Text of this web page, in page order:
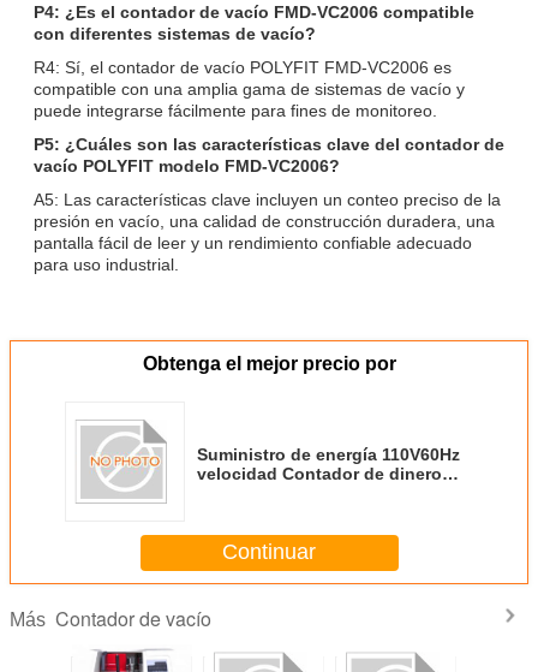
P4: ¿Es el contador de vacío FMD-VC2006 compatible
con diferentes sistemas de vacío?
R4: Sí, el contador de vacío POLYFIT FMD-VC2006 es
compatible con una amplia gama de sistemas de vacío y
puede integrarse fácilmente para fines de monitoreo.
P5: ¿Cuáles son las características clave del contador de
vacío POLYFIT modelo FMD-VC2006?
A5: Las características clave incluyen un conteo preciso de la
presión en vacío, una calidad de construcción duradera, una
pantalla fácil de leer y un rendimiento confiable adecuado
para uso industrial.
Obtenga el mejor precio por
Suministro de energía 110V60Hz
velocidad Contador de dinero
Equipo de conteo de efectivo
Continuar
Más Contador de vacío